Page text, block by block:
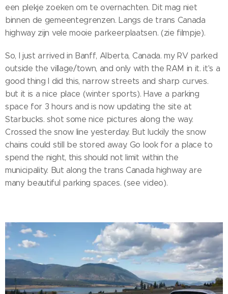
een plekje zoeken om te overnachten. Dit mag niet
binnen de gemeentegrenzen. Langs de trans Canada
highway zijn vele mooie parkeerplaatsen. (zie filmpje).
So, I just arrived in Banff, Alberta, Canada. my RV parked
outside the village/town, and only with the RAM in it. it's a
good thing I did this, narrow streets and sharp curves.
but it is a nice place (winter sports). Have a parking
space for 3 hours and is now updating the site at
Starbucks. shot some nice pictures along the way.
Crossed the snow line yesterday. But luckily the snow
chains could still be stored away. Go look for a place to
spend the night, this should not limit within the
municipality. But along the trans Canada highway are
many beautiful parking spaces. (see video).